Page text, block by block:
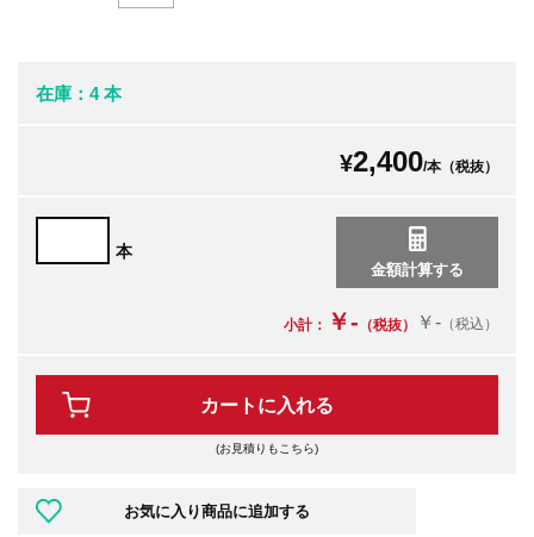
在庫：4 本
¥2,400/本（税抜）
本
小計： ￥- （税抜） ￥- （税込）
カートに入れる
(お見積りもこちら)